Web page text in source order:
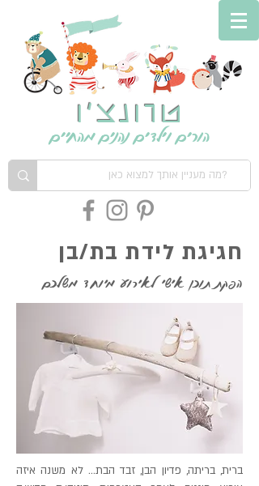
טרונצ'ו
הורים וילדים נהנים מהחיים
חגיגת לידת בת/בן
הפקת תוכן אישי לאירוע מיוחד משלכם
ברית, בריתה, פדיון הבן, זבד הבת... לא משנה איזה